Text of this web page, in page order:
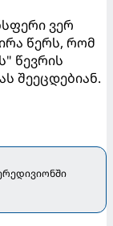
ვერ
წერს, რომ
წევრის
შეეცდებიან.